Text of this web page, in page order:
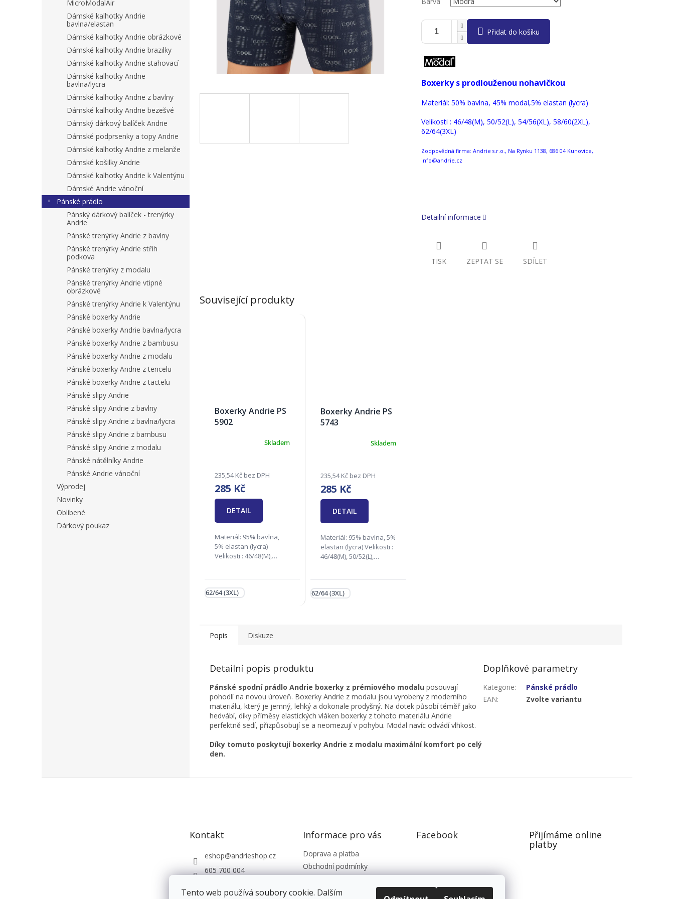
Tento web používá soubory cookie. Dalším
MicroModalAir
Dámské kalhotky Andrie
bavlna/elastan
Dámské kalhotky Andrie obrázkové
Dámské kalhotky Andrie brazilky
Dámské kalhotky Andrie stahovací
Dámské kalhotky Andrie
bavlna/lycra
Dámské kalhotky Andrie z bavlny
Dámské kalhotky Andrie bezešvé
Dámský dárkový balíček Andrie
Dámské podprsenky a topy Andrie
Dámské kalhotky Andrie z melanže
Dámské košilky Andrie
Dámské kalhotky Andrie k Valentýnu
Dámské Andrie vánoční
Pánské prádlo
Pánský dárkový balíček - trenýrky
Andrie
Pánské trenýrky Andrie z bavlny
Pánské trenýrky Andrie střih
podkova
Pánské trenýrky z modalu
Pánské trenýrky Andrie vtipné
obrázkové
Pánské trenýrky Andrie k Valentýnu
Pánské boxerky Andrie
Pánské boxerky Andrie bavlna/lycra
Pánské boxerky Andrie z bambusu
Pánské boxerky Andrie z modalu
Pánské boxerky Andrie z tencelu
Pánské boxerky Andrie z tactelu
Pánské slipy Andrie
Pánské slipy Andrie z bavlny
Pánské slipy Andrie z bavlna/lycra
Pánské slipy Andrie z bambusu
Pánské slipy Andrie z modalu
Pánské nátělníky Andrie
Pánské Andrie vánoční
Výprodej
Novinky
Oblíbené
Dárkový poukaz
Přidat do košíku
Boxerky s prodlouženou nohavičkou
Materiál: 50% bavlna, 45% modal,5% elastan (lycra)
Velikosti : 46/48(M), 50/52(L), 54/56(XL), 58/60(2XL),
62/64(3XL)
Zodpovědná firma: Andrie s.r.o., Na Rynku 1138, 686 04 Kunovice,
info@andrie.cz
Detailní informace
TISK ZEPTAT SE SDÍLET
Související produkty
Boxerky Andrie PS
5902
Skladem
235,54 Kč bez DPH
285 Kč
DETAIL
Materiál: 95% bavlna,
5% elastan (lycra)
Velikosti : 46/48(M),
Andrie s.r.o., Na Rynku
62/64 (3XL)
Boxerky Andrie PS
5743
je
z
5
hvězdiček.
Skladem
235,54 Kč bez DPH
285 Kč
DETAIL
Materiál: 95% bavlna, 5%
elastan (lycra) Velikosti :
46/48(M), 50/52(L),
Rynku 1138, 686 04
62/64 (3XL)
Popis Diskuze
Detailní popis produktu
Pánské spodní prádlo Andrie boxerky z prémiového modalu posouvají
pohodlí na novou úroveň. Boxerky Andrie z modalu jsou vyrobeny z moderního
materiálu, který je jemný, lehký a dokonale prodyšný. Na dotek působí téměř jako
hedvábí, díky příměsy elastických vláken boxerky z tohoto materiálu Andrie
perfektně sedí, přizpůsobují se a neomezují v pohybu. Modal navíc odvádí vlhkost.
Díky tomuto poskytují boxerky Andrie z modalu maximální komfort po celý
den.
Doplňkové parametry
Kategorie:
Pánské prádlo
EAN: Zvolte variantu
Kontakt
eshop@andrieshop.cz
605 700 004
Informace pro vás
Doprava a platba
Obchodní podmínky
Reklamace, vrácení zboží
Facebook Přijímáme online
platby